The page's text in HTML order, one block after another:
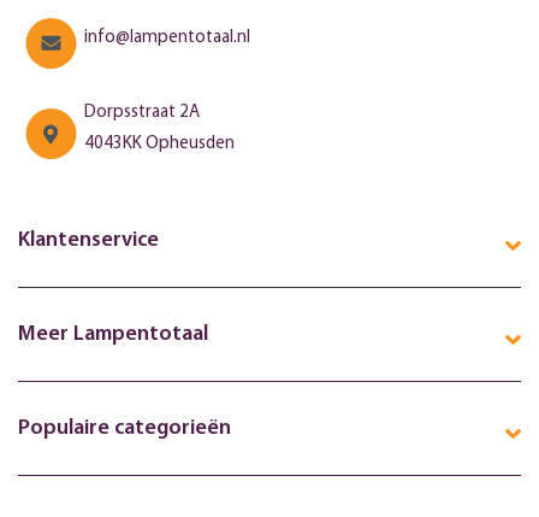
info@lampentotaal.nl
Dorpsstraat 2A
4043KK Opheusden
Klantenservice
Meer Lampentotaal
Populaire categorieën